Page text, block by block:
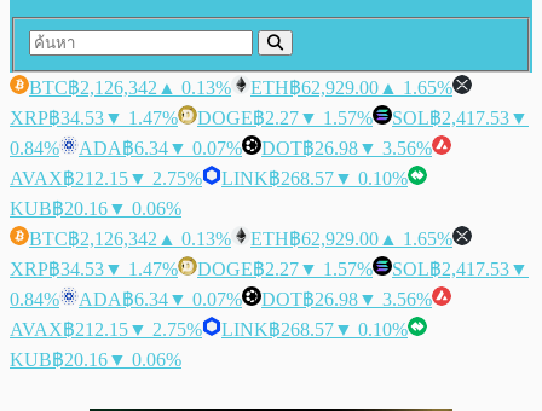
BTC฿2,126,342 ▲ 0.13% ETH฿62,929.00 ▲ 1.65%
XRP฿34.53▼ 1.47% DOGE฿2.27▼ 1.57% SOL฿2,417.53▼
0.84%
ADA฿6.34▼ 0.07% DOT฿26.98▼ 3.56%
AVAX฿212.15▼ 2.75% LINK฿268.57▼ 0.10%
KUB฿20.16▼ 0.06%
BTC฿2,126,342 ▲ 0.13% ETH฿62,929.00 ▲ 1.65%
XRP฿34.53▼ 1.47% DOGE฿2.27▼ 1.57% SOL฿2,417.53▼
0.84%
ADA฿6.34▼ 0.07% DOT฿26.98▼ 3.56%
AVAX฿212.15▼ 2.75% LINK฿268.57▼ 0.10%
KUB฿20.16▼ 0.06%